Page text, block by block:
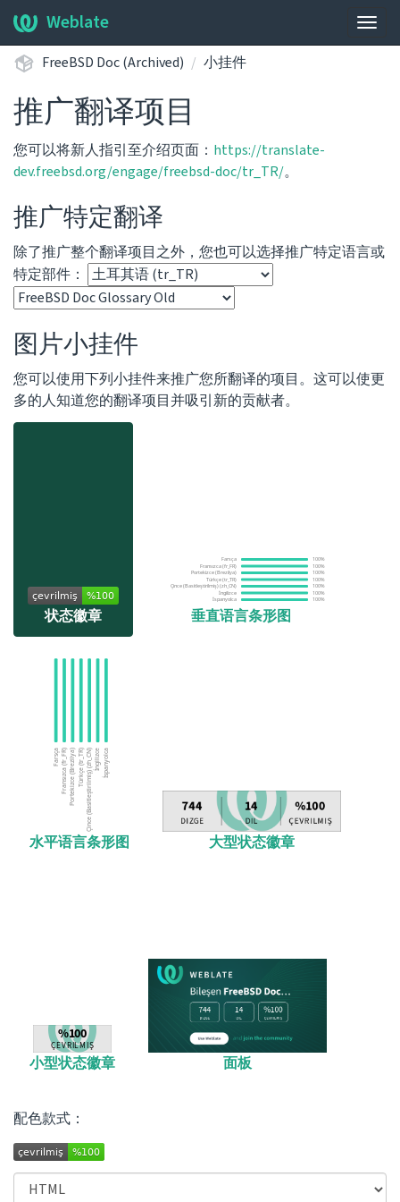
展
开/
Weblate
FreeBSD Doc (Archived) 小挂件
推广翻译项目
您可以将新人指引至介绍页面： https://translate-
dev.freebsd.org/engage/freebsd-doc/tr_TR/。
推广特定翻译
除了推广整个翻译项目之外，您也可以选择推广特定语言或
特定部件：
图片小挂件
您可以使用下列小挂件来推广您所翻译的项目。这可以使更
多的人知道您的翻译项目并吸引新的贡献者。
状态徽章 垂直语言条形图
水平语言条形图 大型状态徽章
小型状态徽章 面板
配色款式：